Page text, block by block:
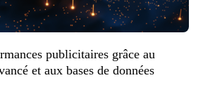
publicitaires grâce au
et aux bases de données